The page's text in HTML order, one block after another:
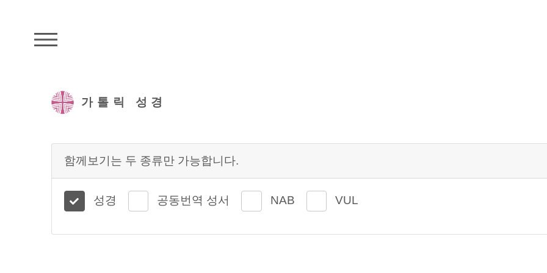
가톨릭 성경
함께보기는 두 종류만 가능합니다.
성경 공동번역 성서 NAB VUL